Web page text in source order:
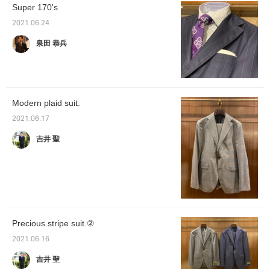
Super 170's
2021.06.24
泉田 恭兵
Modern plaid suit.
2021.06.17
吉井 聖
Precious stripe suit.②
2021.06.16
吉井 聖